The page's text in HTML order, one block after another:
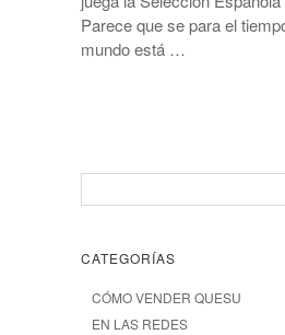
Parece que se para el
mundo está …
CATEGORÍAS
CÓMO VENDER QUESU
EN LAS REDES